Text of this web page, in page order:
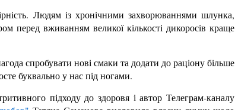
Людям із хронічними захворюваннями шлунка,
перед вживанням великої кількості дикоросів краще
спробувати нові смаки та додати до раціону більше
буквально у нас під ногами.
підходу до здоровя і автор Телеграм-каналу